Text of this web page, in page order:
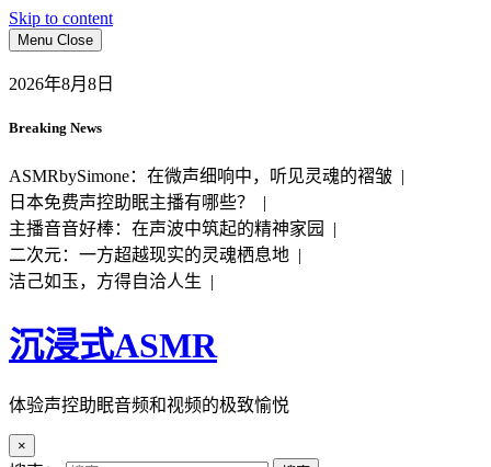
Skip to content
Menu Close
2026年8月8日
Breaking News
ASMRbySimone：在微声细响中，听见灵魂的褶皱 |
日本免费声控助眠主播有哪些？ |
主播音音好棒：在声波中筑起的精神家园 |
二次元：一方超越现实的灵魂栖息地 |
洁己如玉，方得自洽人生 |
沉浸式ASMR
体验声控助眠音频和视频的极致愉悦
×